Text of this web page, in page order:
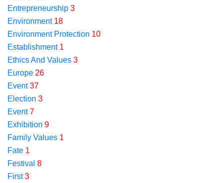
Entrepreneurship 3
Environment 18
Environment Protection 10
Establishment 1
Ethics And Values 3
Europe 26
Event 37
Election 3
Event 7
Exhibition 9
Family Values 1
Fate 1
Festival 8
First 3